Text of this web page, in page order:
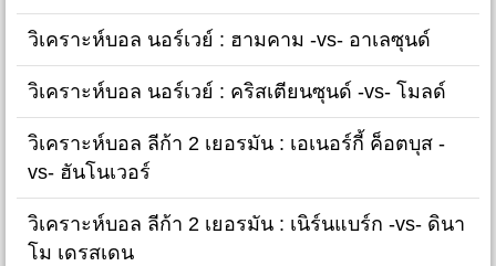
วิเคราะห์บอล นอร์เวย์ : ฮามคาม -vs- อาเลซุนด์
วิเคราะห์บอล นอร์เวย์ : คริสเตียนซุนด์ -vs- โมลด์
วิเคราะห์บอล ลีก้า 2 เยอรมัน : เอเนอร์กี้ ค็อตบุส -
vs- ฮันโนเวอร์
วิเคราะห์บอล ลีก้า 2 เยอรมัน : เนิร์นแบร์ก -vs- ดินา
โม เดรสเดน